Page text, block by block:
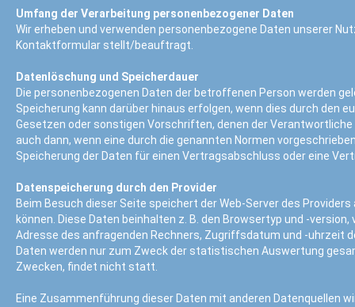
Umfang der Verarbeitung personenbezogener Daten
Wir erheben und verwenden personenbezogene Daten unserer
Kontaktformular stellt/beauftragt.
Datenlöschung und Speicherdauer
Die personenbezogenen Daten der betroffenen Person werden
Speicherung kann darüber hinaus erfolgen, wenn dies durch den
Gesetzen oder sonstigen Vorschriften, denen der
auch dann, wenn eine durch die genannten Normen
Speicherung der Daten für einen Vertragsabschluss oder eine
Datenspeicherung durch den Provider
Beim Besuch dieser Seite speichert der Web-Server des
können. Diese Daten beinhalten z. B. den Browsertyp und -
Adresse des anfragenden Rechners, Zugriffsdatum und -uhrzeit
Daten werden nur zum Zweck der statistischen Auswertung
Zwecken, findet nicht statt.
Eine Zusammenführung dieser Daten mit anderen Datenquellen